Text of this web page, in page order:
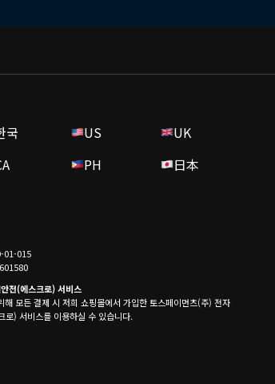
국 US
UK
PH 日本
01-015
전(에스크로) 서비스
해 모든 결제 시 저희 쇼핑몰에서 가입한 토스페이먼츠(주) 전자
로) 서비스를 이용하실 수 있습니다.